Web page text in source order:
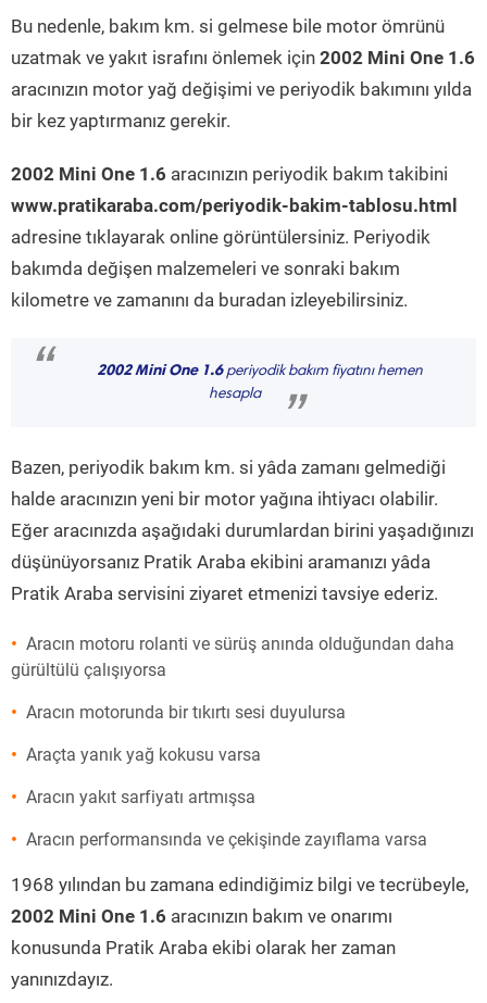
Bu nedenle, bakım km. si gelmese bile motor ömrünü
uzatmak ve yakıt israfını önlemek için 2002 Mini One 1.6
aracınızın motor yağ değişimi ve periyodik bakımını yılda
bir kez yaptırmanız gerekir.
2002 Mini One 1.6 aracınızın periyodik bakım takibini
www.pratikaraba.com/periyodik-bakim-tablosu.html
adresine tıklayarak online görüntülersiniz. Periyodik
bakımda değişen malzemeleri ve sonraki bakım
kilometre ve zamanını da buradan izleyebilirsiniz.
“ 2002 Mini One 1.6periyodik bakım fiyatını hemen
hesapla
”
Bazen, periyodik bakım km. si yâda zamanı gelmediği
halde aracınızın yeni bir motor yağına ihtiyacı olabilir.
Eğer aracınızda aşağıdaki durumlardan birini yaşadığınızı
düşünüyorsanız Pratik Araba ekibini aramanızı yâda
Pratik Araba servisini ziyaret etmenizi tavsiye ederiz.
Aracın motoru rolanti ve sürüş anında olduğundan daha
gürültülü çalışıyorsa
Aracın motorunda bir tıkırtı sesi duyulursa
Araçta yanık yağ kokusu varsa
Aracın yakıt sarfiyatı artmışsa
Aracın performansında ve çekişinde zayıflama varsa
1968 yılından bu zamana edindiğimiz bilgi ve tecrübeyle,
2002 Mini One 1.6 aracınızın bakım ve onarımı
konusunda Pratik Araba ekibi olarak her zaman
yanınızdayız.